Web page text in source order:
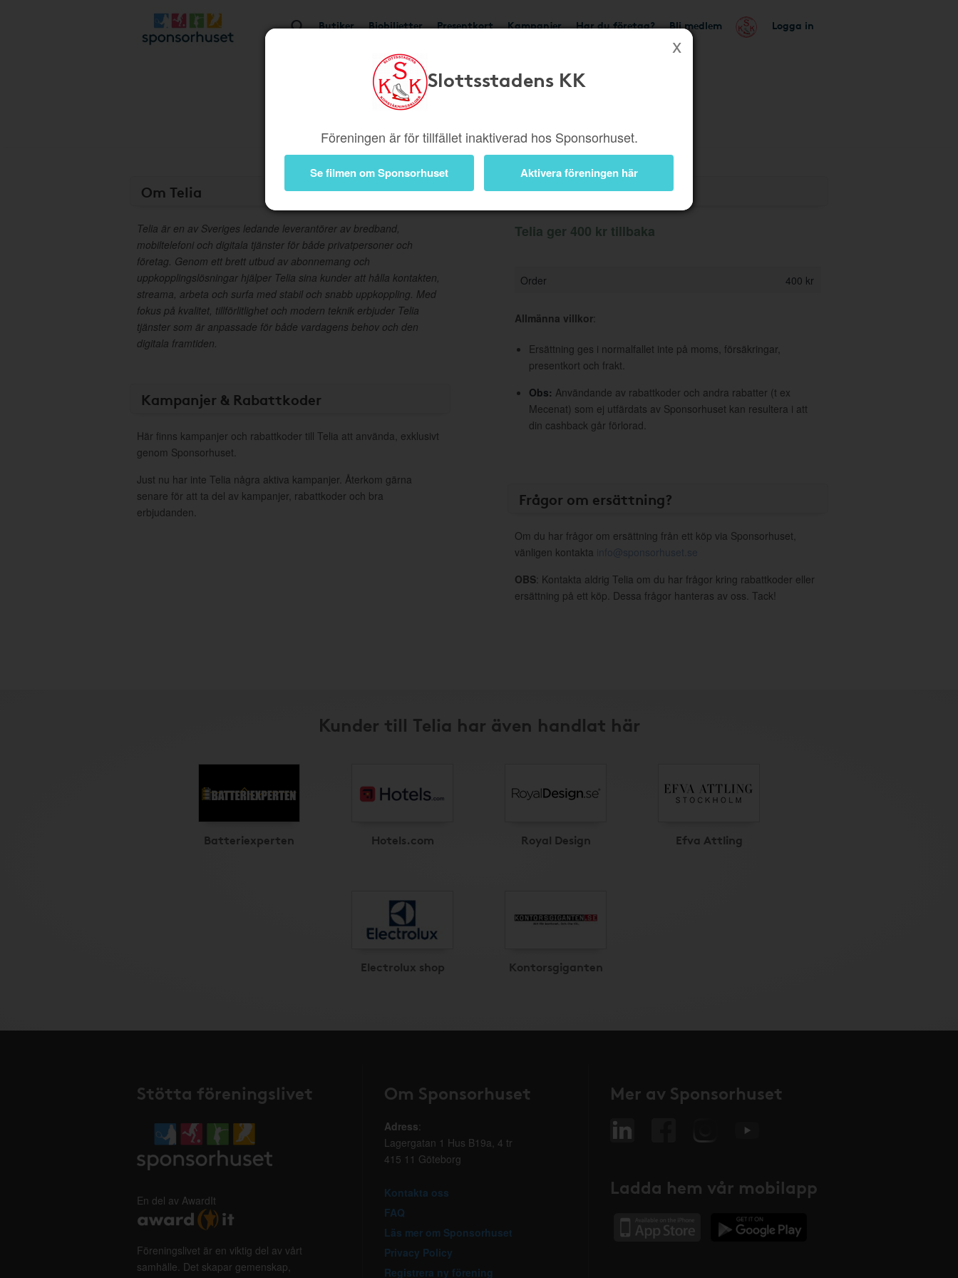
Butiker Biobiljetter Presentkort Kampanjer Har du företag? Bli medlem Logga in
Slottsstadens KK
Föreningen är för tillfället inaktiverad hos Sponsorhuset.
Se filmen om Sponsorhuset Aktivera föreningen här
Om Telia
Telia är en av Sveriges ledande leverantörer av bredband,
mobiltelefoni och digitala tjänster för både privatpersoner och
företag. Genom ett brett utbud av abonnemang och
uppkopplingslösningar hjälper Telia sina kunder att hålla kontakten,
streama, arbeta och surfa med stabil och snabb uppkoppling. Med
fokus på kvalitet, tillförlitlighet och modern teknik erbjuder Telia
tjänster som är anpassade för både vardagens behov och den
digitala framtiden.
Kampanjer & Rabattkoder
Här finns kampanjer och rabattkoder till Telia att använda, exklusivt
genom Sponsorhuset.
Just nu har inte Telia några aktiva kampanjer. Återkom gärna
senare för att ta del av kampanjer, rabattkoder och bra
erbjudanden.
Information
Telia ger 400 kr tillbaka
Order 400 kr
Allmänna villkor:
Ersättning ges i normalfallet inte på moms, försäkringar,
presentkort och frakt.
Obs: Användande av rabattkoder och andra rabatter (t ex
Mecenat) som ej utfärdats av Sponsorhuset kan resultera i att
din cashback går förlorad.
Frågor om ersättning?
Om du har frågor om ersättning från ett köp via Sponsorhuset,
vänligen kontakta info@sponsorhuset.se
OBS: Kontakta aldrig Telia om du har frågor kring rabattkoder eller
ersättning på ett köp. Dessa frågor hanteras av oss. Tack!
Kunder till Telia har även handlat här
Batteriexperten Hotels.com Royal Design Efva Attling
Electrolux shop Kontorsgiganten
Stötta föreningslivet
En del av AwardIt
Föreningslivet är en viktig del av vårt
samhälle. Det skapar gemenskap,
Om Sponsorhuset
Adress:
Lagergatan 1 Hus B19a, 4 tr
415 11 Göteborg
Kontakta oss
FAQ
Läs mer om Sponsorhuset
Privacy Policy
Registrera ny förening
Mer av Sponsorhuset
Ladda hem vår mobilapp